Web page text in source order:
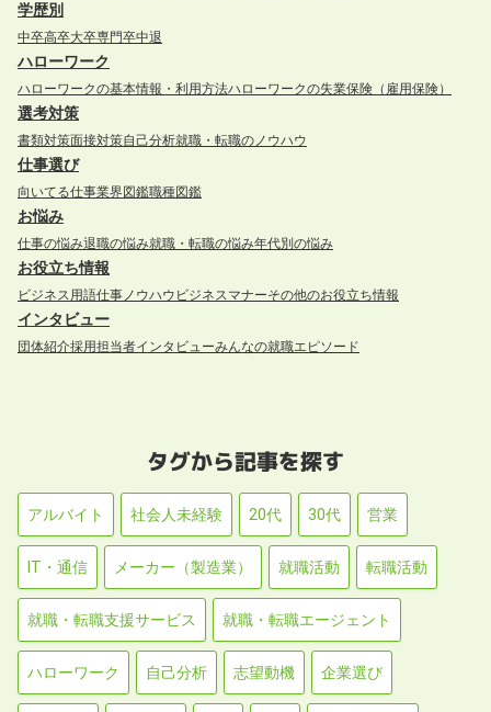
学歴別
中卒高卒大卒専門卒中退
ハローワーク
ハローワークの基本情報・利用方法ハローワークの失業保険（雇用保険）
選考対策
書類対策面接対策自己分析就職・転職のノウハウ
仕事選び
向いてる仕事業界図鑑職種図鑑
お悩み
仕事の悩み退職の悩み就職・転職の悩み年代別の悩み
お役立ち情報
ビジネス用語仕事ノウハウ ビジネスマナーその他のお役立ち情報
インタビュー
団体紹介採用担当者インタビューみんなの就職エピソード
タグから記事を探す
アルバイト 社会人未経験 20代 30代 営業
IT・通信 メーカー（製造業） 就職活動 転職活動
就職・転職支援サービス 就職・転職エージェント
ハローワーク 自己分析 志望動機 企業選び